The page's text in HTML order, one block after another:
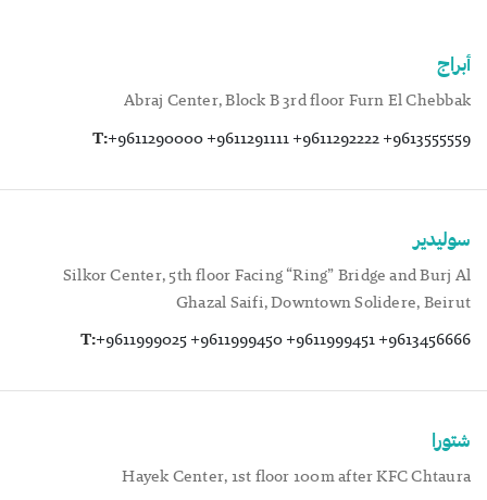
أبراج
Abraj Center, Block B 3rd floor Furn El Chebbak
T:+9611290000 +9611291111 +9611292222 +9613555559
سوليدير
Silkor Center, 5th floor Facing “Ring” Bridge and Burj Al
Ghazal Saifi, Downtown Solidere, Beirut
T:+9611999025 +9611999450 +9611999451 +9613456666
شتورا
Hayek Center, 1st floor 100m after KFC Chtaura